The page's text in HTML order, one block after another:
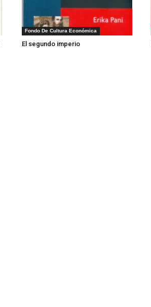
Fondo De Cultura Económica
El segundo imperio